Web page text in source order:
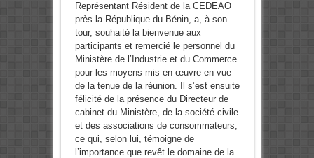
Représentant Résident de la CEDEAO
près la République du Bénin, a, à son
tour, souhaité la bienvenue aux
participants et remercié le personnel du
Ministère de l’Industrie et du Commerce
pour les moyens mis en œuvre en vue
de la tenue de la réunion. Il s’est ensuite
félicité de la présence du Directeur de
cabinet du Ministère, de la société civile
et des associations de consommateurs,
ce qui, selon lui, témoigne de
l’importance que revêt le domaine de la